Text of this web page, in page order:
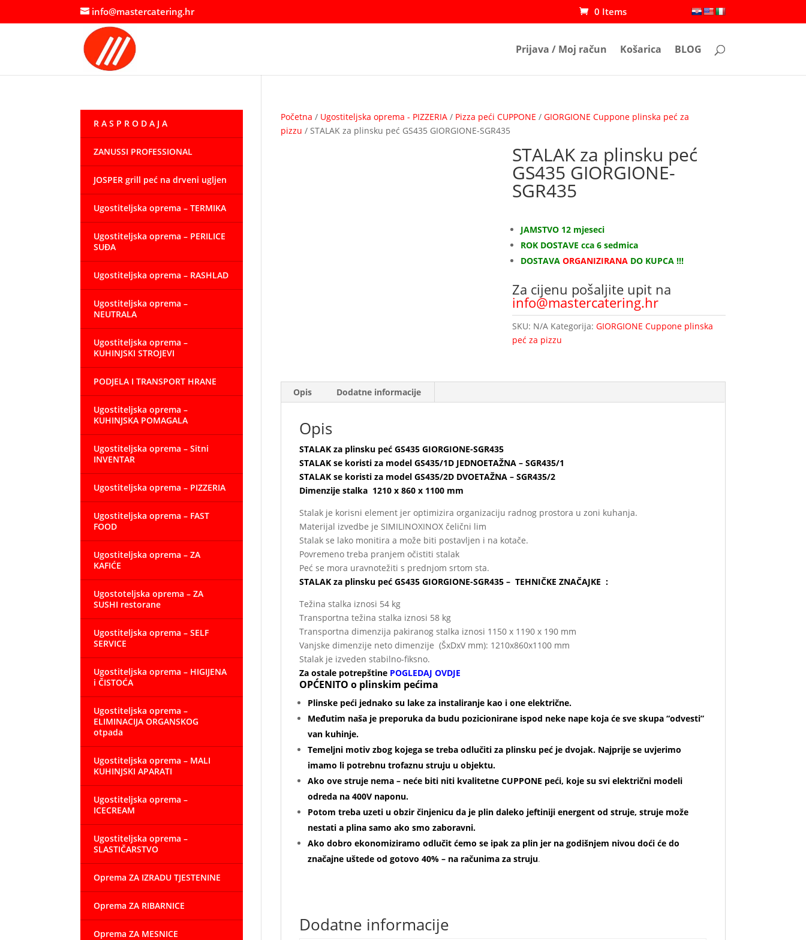
info@mastercatering.hr 0 Items
Prijava / Moj račun Košarica BLOG
Početna / Ugostiteljska oprema - PIZZERIA/ Pizza peći CUPPONE / GIORGIONE Cuppone plinska peć za
pizzu / STALAK za plinsku peć GS435 GIORGIONE-SGR435
STALAK za plinsku peć
GS435 GIORGIONE-
SGR435
JAMSTVO 12 mjeseci
ROK DOSTAVE cca 6 sedmica
DOSTAVA ORGANIZIRANADO KUPCA !!!
Za cijenu pošaljite upit na
info@mastercatering.hr
SKU: N/A Kategorija: GIORGIONE Cuppone plinska
peć za pizzu
Opis Dodatne informacije
Opis
STALAK za plinsku peć GS435 GIORGIONE-SGR435
STALAK se koristi za model GS435/1D JEDNOETAŽNA – SGR435/1
STALAK se koristi za model GS435/2D DVOETAŽNA – SGR435/2
Dimenzije stalka 1210 x 860 x 1100 mm
Stalak je korisni element jer optimizira organizaciju radnog prostora u zoni kuhanja.
Materijal izvedbe je SIMILINOXINOX čelični lim
Stalak se lako monitira a može biti postavljen i na kotače.
Povremeno treba pranjem očistiti stalak
Peć se mora uravnotežiti s prednjom srtom sta.
STALAK za plinsku peć GS435 GIORGIONE-SGR435 – TEHNIČKE ZNAČAJKE :
Težina stalka iznosi 54 kg
Transportna težina stalka iznosi 58 kg
Transportna dimenzija pakiranog stalka iznosi 1150 x 1190 x 190 mm
Vanjske dimenzije neto dimenzije (ŠxDxV mm): 1210x860x1100 mm
Stalak je izveden stabilno-fiksno.
Za ostale potrepštine POGLEDAJ OVDJE
OPĆENITO o plinskim pećima
Plinske peći jednako su lake za instaliranje kao i one električne.
Međutim naša je preporuka da budu pozicionirane ispod neke nape koja će sve skupa “odvesti”
van kuhinje.
Temeljni motiv zbog kojega se treba odlučiti za plinsku peć je dvojak. Najprije se uvjerimo
imamo li potrebnu trofaznu struju u objektu.
Ako ove struje nema – neće biti niti kvalitetne CUPPONE peći, koje su svi električni modeli
odreda na 400V naponu.
Potom treba uzeti u obzir činjenicu da je plin daleko jeftiniji energent od struje, struje može
nestati a plina samo ako smo zaboravni.
Ako dobro ekonomiziramo odlučit ćemo se ipak za plin jer na godišnjem nivou doći će do
značajne uštede od gotovo 40% – na računima za struju.
Dodatne informacije
R A S P R O D A J A
ZANUSSI PROFESSIONAL
JOSPER grill peć na drveni ugljen
Ugostiteljska oprema – TERMIKA
Ugostiteljska oprema – PERILICE
SUĐA
Ugostiteljska oprema – RASHLAD
Ugostiteljska oprema –
NEUTRALA
Ugostiteljska oprema –
KUHINJSKI STROJEVI
PODJELA I TRANSPORT HRANE
Ugostiteljska oprema –
KUHINJSKA POMAGALA
Ugostiteljska oprema – Sitni
INVENTAR
Ugostiteljska oprema – PIZZERIA
Ugostiteljska oprema – FAST
FOOD
Ugostiteljska oprema – ZA
KAFIĆE
Ugostoteljska oprema – ZA
SUSHI restorane
Ugostiteljska oprema – SELF
SERVICE
Ugostiteljska oprema – HIGIJENA
i ČISTOĆA
Ugostiteljska oprema –
ELIMINACIJA ORGANSKOG
otpada
Ugostiteljska oprema – MALI
KUHINJSKI APARATI
Ugostiteljska oprema –
ICECREAM
Ugostiteljska oprema –
SLASTIČARSTVO
Oprema ZA IZRADU TJESTENINE
Oprema ZA RIBARNICE
Oprema ZA MESNICE